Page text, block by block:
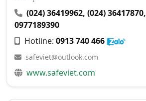
(024) 36419962, (024) 36417870,
0977189390
Hotline: 0913 740 466
safeviet@outlook.com
www.safeviet.com